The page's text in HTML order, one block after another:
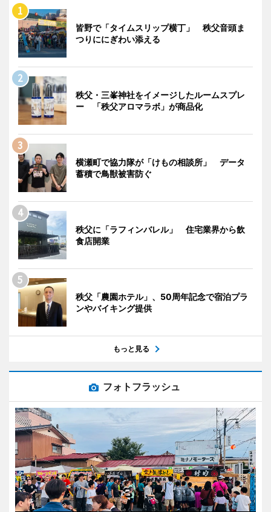
皆野で「タイムスリップ横丁」 秩父音頭ま
つりににぎわい添える
秩父・三峯神社をイメージしたルームスプレ
ー 「秩父アロマラボ」が商品化
横瀬町で協力隊が「けもの相談所」 データ
蓄積で鳥獣被害防ぐ
秩父に「ラフィンバレル」 住宅業界から飲
食店開業
秩父「農園ホテル」、50周年記念で宿泊プラ
ンやバイキング提供
もっと見る
フォトフラッシュ